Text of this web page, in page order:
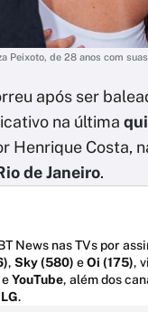
Peixoto, de 28 anos com
após ser
na última
Henrique Costa,
de Janeiro.
News nas TVs por
, Sky (580) eOi (175),
eYouTube, além dos
LG.